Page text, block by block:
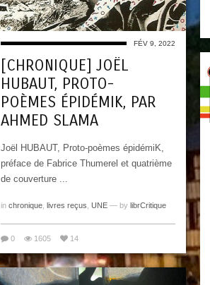
FÉV 9, 2022
[CHRONIQUE] JOËL
HUBAUT, PROTO-
POÈMES ÉPIDÉMIK, PAR
AHMED SLAMA
Joël HUBAUT, Proto-poèmes épidémiK,
préface de Fabrice Thumerel et quatrième
de couverture ...
in chronique livres reçus UNE — by librCritique
0 1605 14